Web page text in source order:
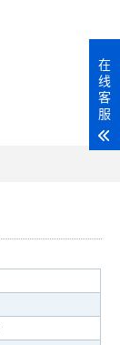
在
线
客
服